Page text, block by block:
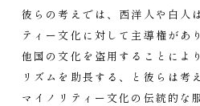
彼らの考えでは、西洋人や白人
ティー文化に対して主導権があ
他国の文化を盗用することによ
リズムを助長する、と彼らは考
マイノリティー文化の伝統的な